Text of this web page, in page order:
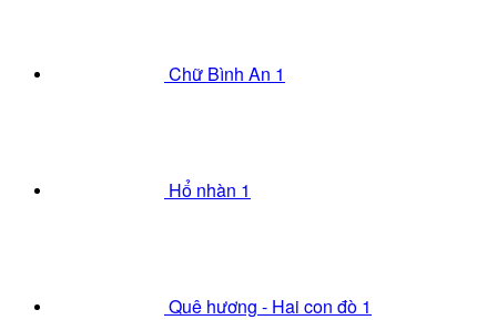
Chữ Bình An 1
Hổ nhàn 1
Quê hương - Hai con đò 1